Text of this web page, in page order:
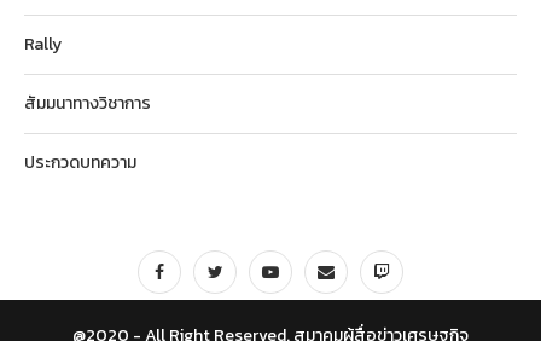
Rally
สัมมนาทางวิชาการ
ประกวดบทความ
@2020 - All Right Reserved. สมาคมผู้สื่อข่าวเศรษฐกิจ